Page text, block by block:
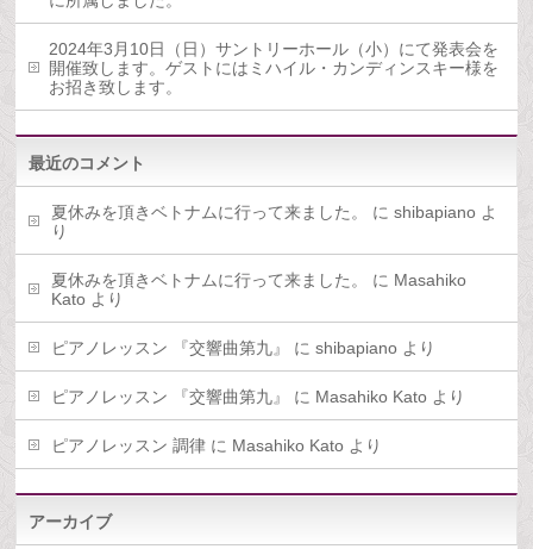
2024年3月10日（日）サントリーホール（小）にて発表会を
開催致します。ゲストにはミハイル・カンディンスキー様を
お招き致します。
最近のコメント
夏休みを頂きベトナムに行って来ました。 にshibapiano よ
り
夏休みを頂きベトナムに行って来ました。 に Masahiko
Kato より
ピアノレッスン 『交響曲第九』 にshibapiano より
ピアノレッスン 『交響曲第九』 に Masahiko Kato より
ピアノレッスン 調律 に Masahiko Kato より
アーカイブ